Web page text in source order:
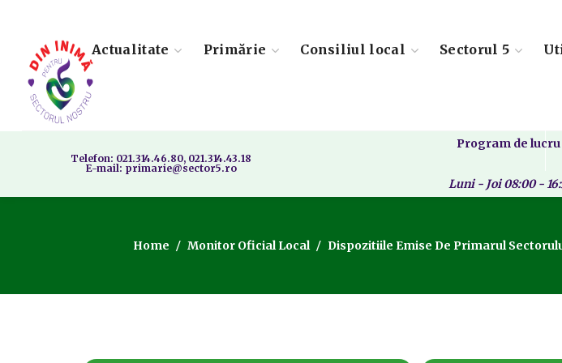
Actualitate Primărie Consiliul local Sectorul 5
Telefon: 021.314.46.80, 021.314.43.18
E-mail: primarie@sector5.ro
Program de
Luni - Joi 08:00 -
Home Monitor Oficial Local Dispozitiile Emise De Primarul